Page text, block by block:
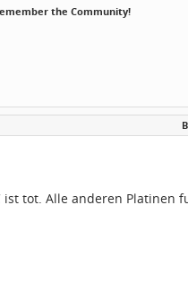
the Community!
tot. Alle anderen Platinen